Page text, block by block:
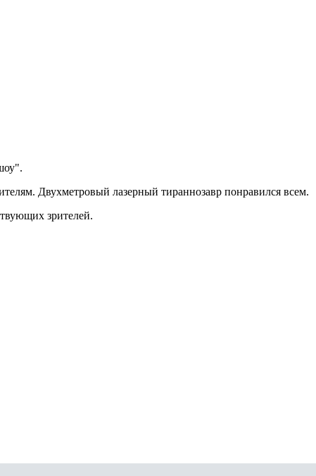
Двухметровый лазерный тираннозавр понравился всем.
зрителей.